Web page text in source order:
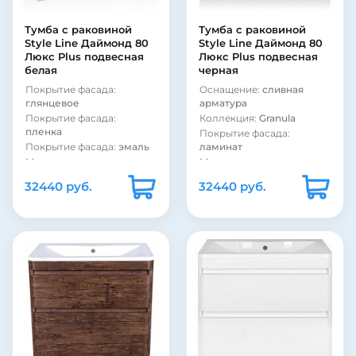
Покрытие корпуса:
Форма раковины:
прямоугольная
Материал раковины:
искусственный мрамор
Форма раковины:
прямоугольная
Материал раковины:
искусственный мрамор
Тумба с раковиной
Style Line Даймонд 80
Люкс Plus подвесная
белая
Покрытие фасада:
глянцевое
Покрытие фасада:
пленка
Покрытие фасада: эмаль
Модель раковины:
Система хранения:
Фурнитура: без ручек
Коллекция: Даймонд
Страна: Россия
Бельевая корзина: нет
Монтаж: подвесной
Цвет: белый
Стиль: современный
Материал фасада: МДФ
Материал фасада: стекло
32440 руб.
Тумба с раковиной
Style Line Даймонд 80
Люкс Plus подвесная
черная
Оснащение: сливная
арматура
Коллекция: Granula
Покрытие фасада:
ламинат
Материал корпуса:
32440 руб.